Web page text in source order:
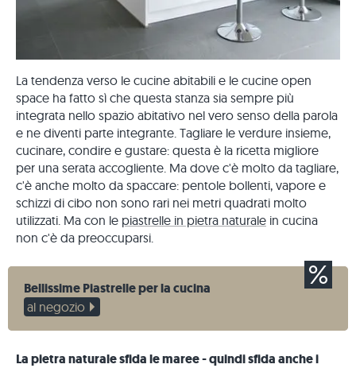
La tendenza verso le cucine abitabili e le cucine open
space ha fatto sì che questa stanza sia sempre più
integrata nello spazio abitativo nel vero senso della parola
e ne diventi parte integrante. Tagliare le verdure insieme,
cucinare, condire e gustare: questa è la ricetta migliore
per una serata accogliente. Ma dove c'è molto da tagliare,
c'è anche molto da spaccare: pentole bollenti, vapore e
schizzi di cibo non sono rari nei metri quadrati molto
utilizzati. Ma con le piastrelle in pietra naturale in cucina
non c'è da preoccuparsi.
Bellissime Piastrelle per la cucina
al negozio
La pietra naturale sfida le maree - quindi sfida anche i